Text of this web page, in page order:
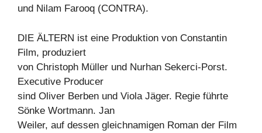
und Nilam Farooq (CONTRA).
DIE ÄLTERN ist eine Produktion von Constantin
Film, produziert
von Christoph Müller und Nurhan Sekerci-Porst.
Executive Producer
sind Oliver Berben und Viola Jäger. Regie führte
Sönke Wortmann. Jan
Weiler, auf dessen gleichnamigen Roman der Film